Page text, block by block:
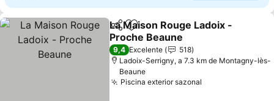
PartilharAdicionar aos favoritos
La Maison Rouge Ladoix -
Proche Beaune
Ver preços
9,4 Excelente
518
Ladoix-Serrigny, a 7.3 km de Montagny-lès-
Beaune
Piscina exterior sazonal